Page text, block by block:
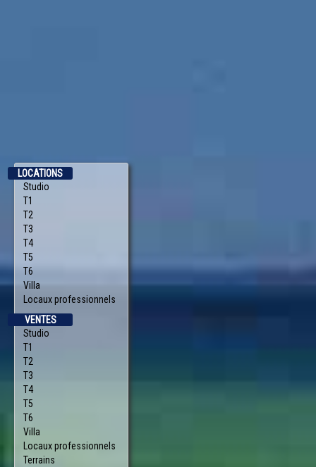
LOCATIONS
Studio
T1
T2
T3
T4
T5
T6
Villa
Locaux professionnels
VENTES
Studio
T1
T2
T3
T4
T5
T6
Villa
Locaux professionnels
Terrains